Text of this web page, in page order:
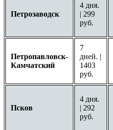
Петрозаводск
4 дня.
| 299
руб.
Петропавловск-
Камчатский
7
дней. |
1403
руб.
Псков
4 дня.
| 292
руб.